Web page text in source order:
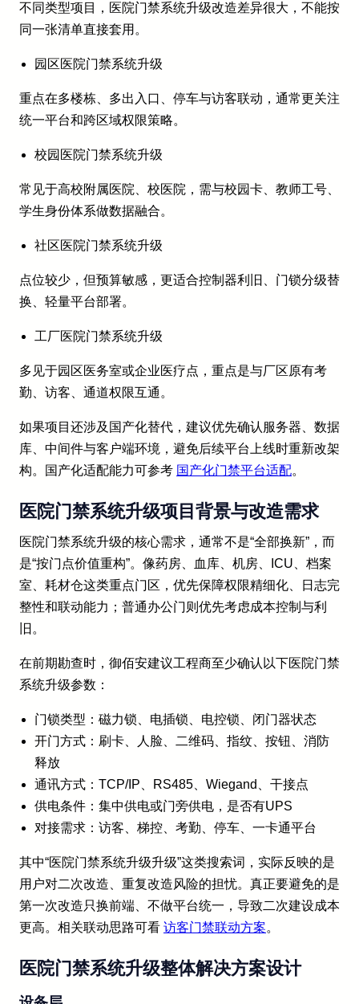
不同类型项目，医院门禁系统升级改造差异很大，不能按
同一张清单直接套用。
园区医院门禁系统升级
重点在多楼栋、多出入口、停车与访客联动，通常更关注
统一平台和跨区域权限策略。
校园医院门禁系统升级
常见于高校附属医院、校医院，需与校园卡、教师工号、
学生身份体系做数据融合。
社区医院门禁系统升级
点位较少，但预算敏感，更适合控制器利旧、门锁分级替
换、轻量平台部署。
工厂医院门禁系统升级
多见于园区医务室或企业医疗点，重点是与厂区原有考
勤、访客、通道权限互通。
如果项目还涉及国产化替代，建议优先确认服务器、数据
库、中间件与客户端环境，避免后续平台上线时重新改架
构。国产化适配能力可参考 国产化门禁平台适配。
医院门禁系统升级项目背景与改造需求
医院门禁系统升级的核心需求，通常不是“全部换新”，而
是“按门点价值重构”。像药房、血库、机房、ICU、档案
室、耗材仓这类重点门区，优先保障权限精细化、日志完
整性和联动能力；普通办公门则优先考虑成本控制与利
旧。
在前期勘查时，御佰安建议工程商至少确认以下医院门禁
系统升级参数：
门锁类型：磁力锁、电插锁、电控锁、闭门器状态
开门方式：刷卡、人脸、二维码、指纹、按钮、消防
释放
通讯方式：TCP/IP、RS485、Wiegand、干接点
供电条件：集中供电或门旁供电，是否有UPS
对接需求：访客、梯控、考勤、停车、一卡通平台
其中“医院门禁系统升级升级”这类搜索词，实际反映的是
用户对二次改造、重复改造风险的担忧。真正要避免的是
第一次改造只换前端、不做平台统一，导致二次建设成本
更高。相关联动思路可看 访客门禁联动方案。
医院门禁系统升级整体解决方案设计